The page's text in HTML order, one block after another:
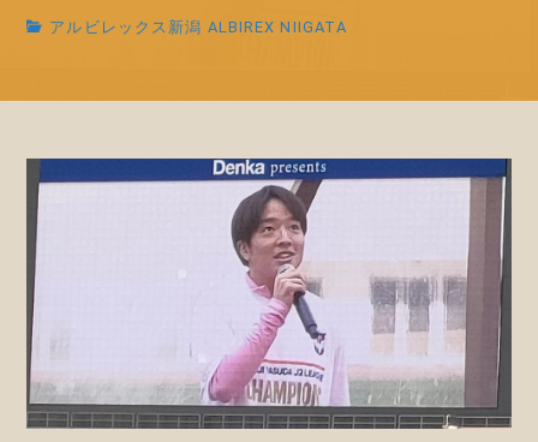
アルビレックス新潟 ALBIREX NIIGATA